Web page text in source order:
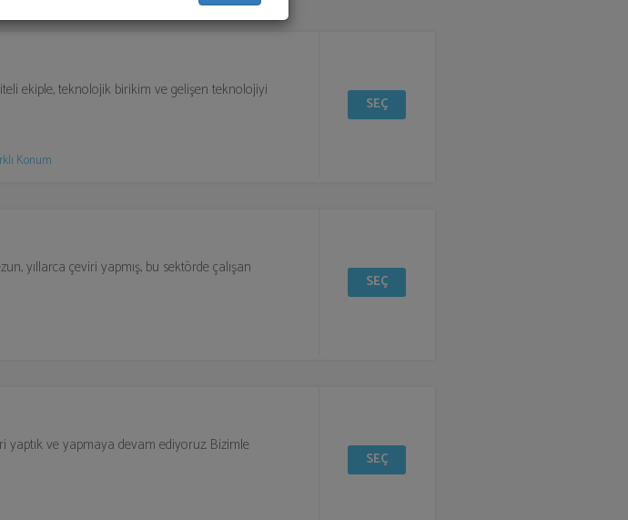
ekiple, teknolojik birikim ve gelişen teknolojiyi
Konum
SEÇ
yıllarca çeviri yapmış, bu sektörde çalışan
SEÇ
ve yapmaya devam ediyoruz. Bizimle
SEÇ